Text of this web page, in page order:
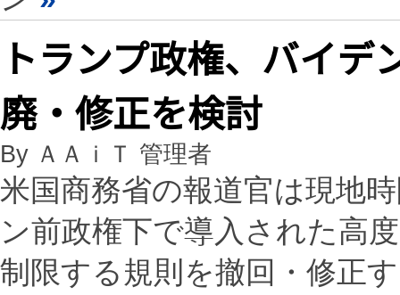
トランプ政権、バイデ
廃・修正を検討
By ＡＡｉＴ 管理者
米国商務省の報道官は現地
ン前政権下で導入された高
制限する規則を撤回・修正